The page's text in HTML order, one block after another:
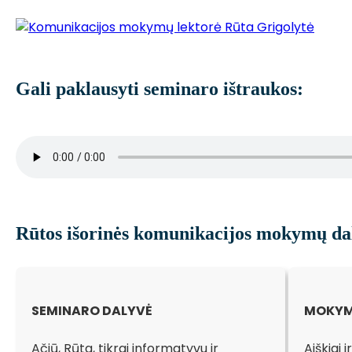
Gali paklausyti seminaro ištraukos:
Rūtos išorinės komunikacijos mokymų
SEMINARO DALYVĖ M